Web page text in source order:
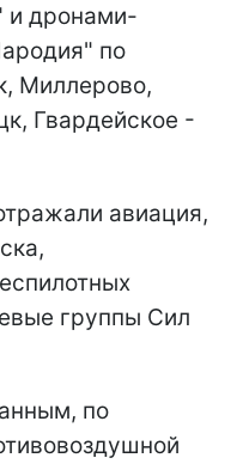
и дронами-
по
Миллерово,
Гвардейское -
авиация,
группы Сил
по